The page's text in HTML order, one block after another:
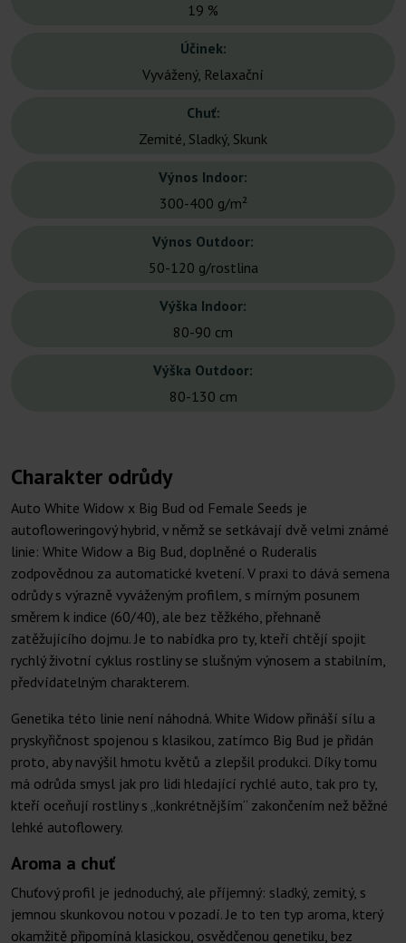
19 %
Účinek:
Vyvážený, Relaxační
Chuť:
Zemité, Sladký, Skunk
Výnos Indoor:
300-400 g/m²
Výnos Outdoor:
50-120 g/rostlina
Výška Indoor:
80-90 cm
Výška Outdoor:
80-130 cm
Charakter odrůdy
Auto White Widow x Big Bud od Female Seeds je
autofloweringový hybrid, v němž se setkávají dvě velmi známé
linie: White Widow a Big Bud, doplněné o Ruderalis
zodpovědnou za automatické kvetení. V praxi to dává semena
odrůdy s výrazně vyváženým profilem, s mírným posunem
směrem k indice (60/40), ale bez těžkého, přehnaně
zatěžujícího dojmu. Je to nabídka pro ty, kteří chtějí spojit
rychlý životní cyklus rostliny se slušným výnosem a stabilním,
předvídatelným charakterem.
Genetika této linie není náhodná. White Widow přináší sílu a
pryskyřičnost spojenou s klasikou, zatímco Big Bud je přidán
proto, aby navýšil hmotu květů a zlepšil produkci. Díky tomu
má odrůda smysl jak pro lidi hledající rychlé auto, tak pro ty,
kteří oceňují rostliny s „konkrétnějším“ zakončením než běžné
lehké autoflowery.
Aroma a chuť
Chuťový profil je jednoduchý, ale příjemný: sladký, zemitý, s
jemnou skunkovou notou v pozadí. Je to ten typ aroma, který
okamžitě připomíná klasickou, osvědčenou genetiku, bez